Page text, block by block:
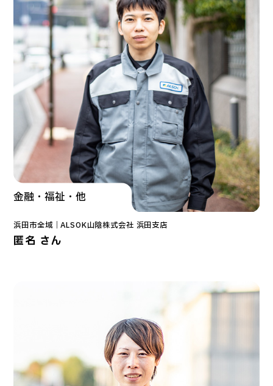
金融・福祉・他
浜田市全域｜ALSOK山陰株式会社 浜田支店
匿名 さん